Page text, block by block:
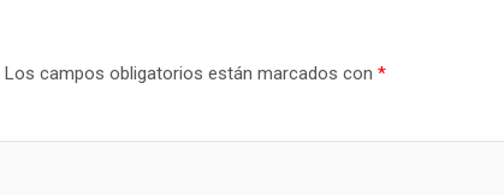
Los campos obligatorios están marcados con *